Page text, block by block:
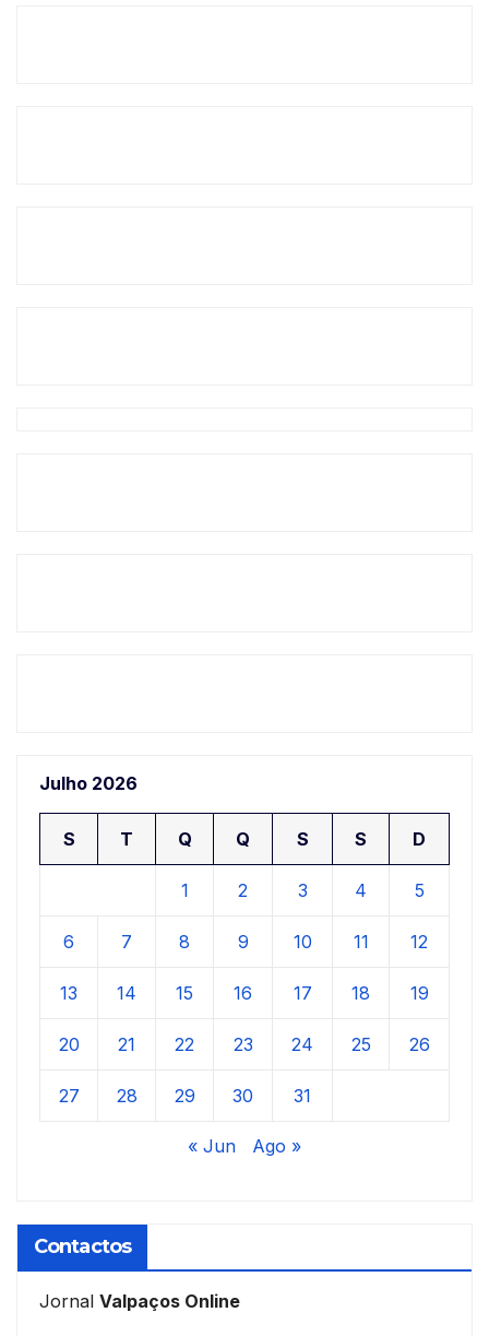
Julho 2026
S T Q Q S S D
1 2 3 4 5
6 7 8 9 10 11 12
13 14 15 16 17 18 19
20 21 22 23 24 25 26
27 28 29 30 31
« Jun Ago »
Contactos
Jornal Valpaços Online